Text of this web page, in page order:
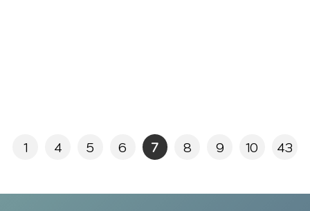
1 4 5 6 7 8 9 10 43